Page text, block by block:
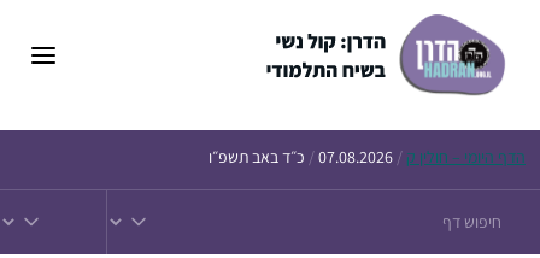
הדף היומי – חולין ק /
07.08.2026
/ כ״ד באב תשפ״ו